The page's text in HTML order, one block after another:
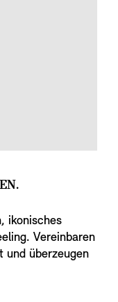
ikonisches
Vereinbaren
und überzeugen